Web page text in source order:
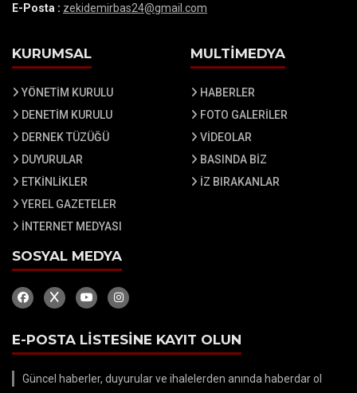
E-Posta : zekidemirbas24@gmail.com
KURUMSAL
YÖNETİM KURULU
DENETİM KURULU
DERNEK TÜZÜĞÜ
DUYURULAR
ETKİNLİKLER
YEREL GAZETELER
İNTERNET MEDYASI
MULTİMEDYA
HABERLER
FOTO GALERİLER
VİDEOLAR
BASINDA BİZ
İZ BIRAKANLAR
SOSYAL MEDYA
E-POSTA LİSTESİNE KAYIT OLUN
Güncel haberler, duyurular ve ihalelerden anında haberdar ol